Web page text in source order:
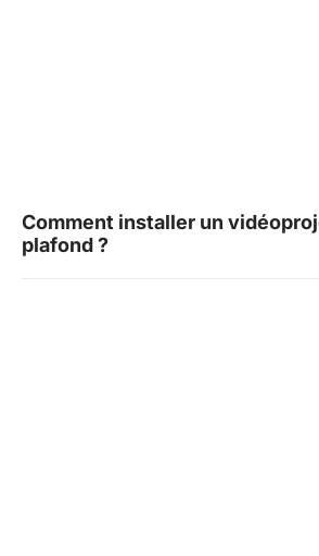
Comment installer un
plafond ?